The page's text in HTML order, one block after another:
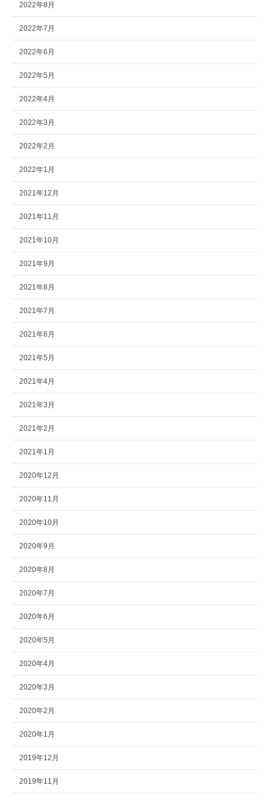
2022年8月
2022年7月
2022年6月
2022年5月
2022年4月
2022年3月
2022年2月
2022年1月
2021年12月
2021年11月
2021年10月
2021年9月
2021年8月
2021年7月
2021年6月
2021年5月
2021年4月
2021年3月
2021年2月
2021年1月
2020年12月
2020年11月
2020年10月
2020年9月
2020年8月
2020年7月
2020年6月
2020年5月
2020年4月
2020年3月
2020年2月
2020年1月
2019年12月
2019年11月